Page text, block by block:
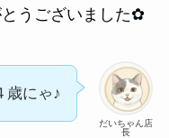
うございました✿
だいちゃん店
長
歳にゃ♪